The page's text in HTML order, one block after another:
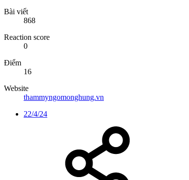
Bài viết
868
Reaction score
0
Điểm
16
Website
thammyngomonghung.vn
22/4/24